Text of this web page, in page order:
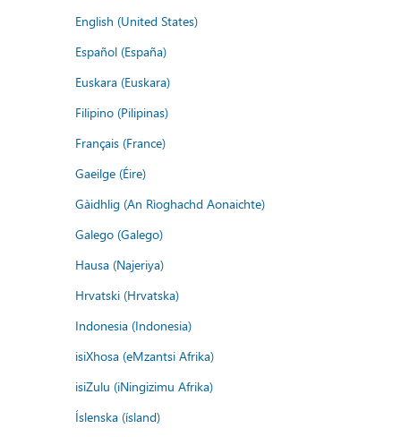
English (United States)
Español (España)
Euskara (Euskara)
Filipino (Pilipinas)
Français (France)
Gaeilge (Éire)
Gàidhlig (An Rìoghachd Aonaichte)
Galego (Galego)
Hausa (Najeriya)
Hrvatski (Hrvatska)
Indonesia (Indonesia)
isiXhosa (eMzantsi Afrika)
isiZulu (iNingizimu Afrika)
Íslenska (ísland)